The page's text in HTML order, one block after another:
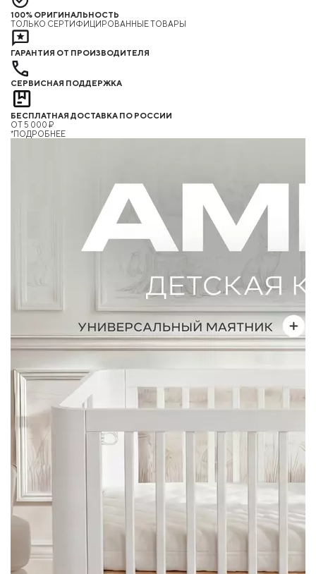
100% ОРИГИНАЛЬНОСТЬ
ТОЛЬКО СЕРТИФИЦИРОВАННЫЕ ТОВАРЫ
ГАРАНТИЯ ОТ ПРОИЗВОДИТЕЛЯ
СЕРВИСНАЯ ПОДДЕРЖКА
БЕСПЛАТНАЯ ДОСТАВКА ПО РОССИИ
ОТ 5 000 ₽
*ПОДРОБНЕЕ